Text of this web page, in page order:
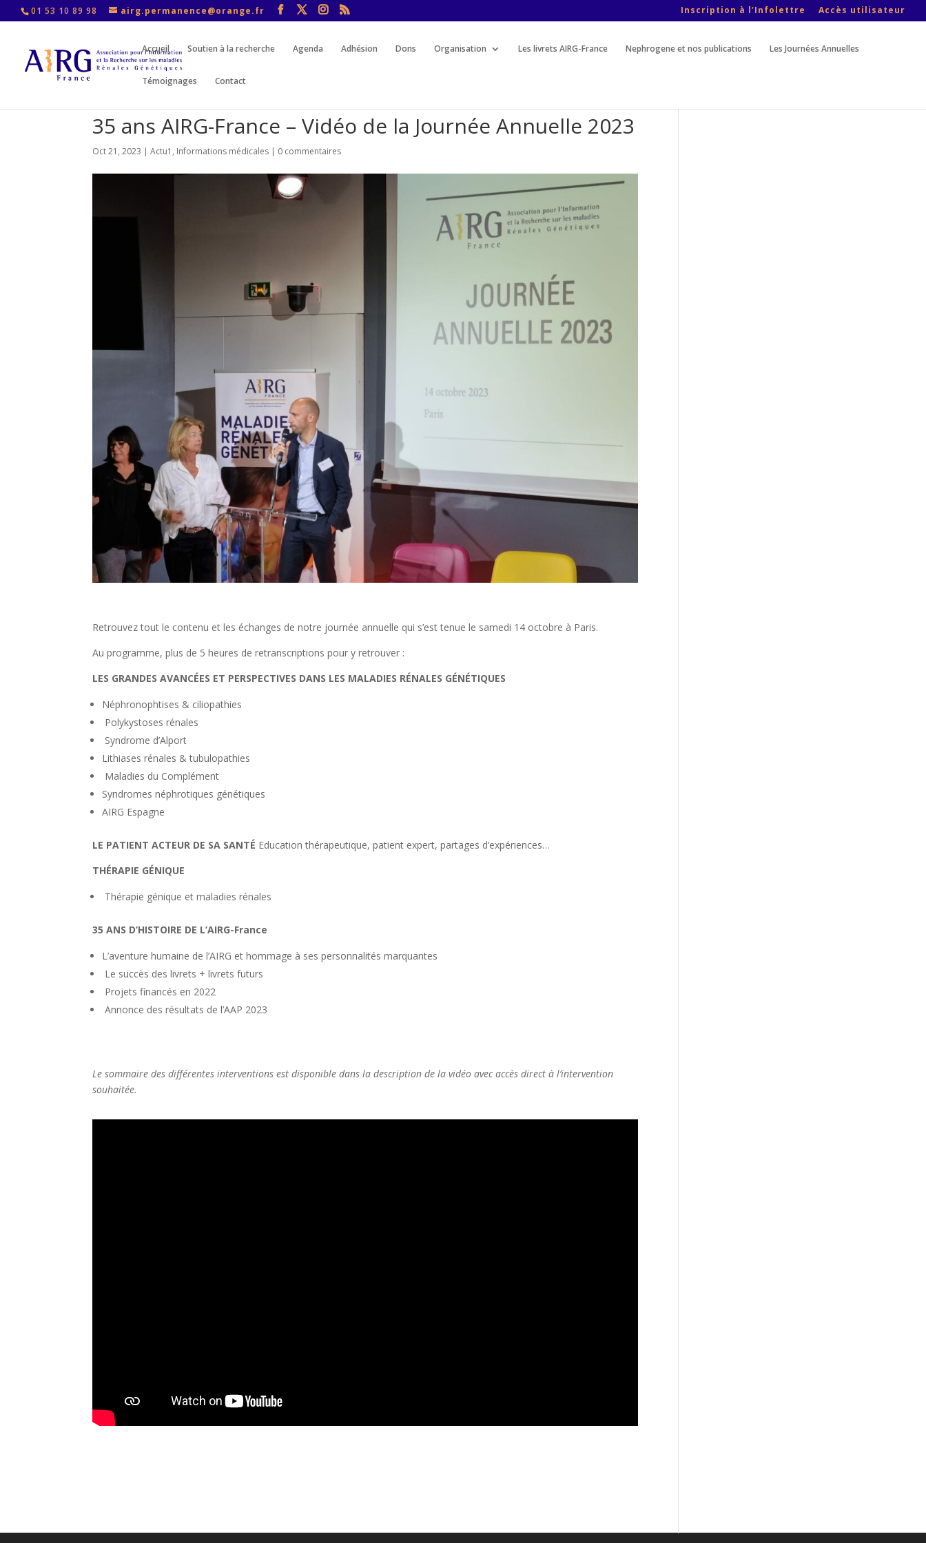
01 53 10 89 98 airg.permanence@orange.fr Inscription à l’Infolettre Accès utilisateur
Accueil Soutien à la recherche Agenda Adhésion Dons Organisation Les livrets AIRG-France Nephrogene et nos publications Les Journées Annuelles
Témoignages Contact
35 ans AIRG-France – Vidéo de la Journée Annuelle 2023
Oct 21, 2023 |Actu1 , Informations médicales | 0 commentaires
Retrouvez tout le contenu et les échanges de notre journée annuelle qui s’est tenue le samedi 14 octobre à Paris.
Au programme, plus de 5 heures de retranscriptions pour y retrouver :
LES GRANDES AVANCÉES ET PERSPECTIVES DANS LES MALADIES RÉNALES GÉNÉTIQUES
Néphronophtises & ciliopathies
Polykystoses rénales
Syndrome d’Alport
Lithiases rénales & tubulopathies
Maladies du Complément
Syndromes néphrotiques génétiques
AIRG Espagne
LE PATIENT ACTEUR DE SA SANTÉ Education thérapeutique, patient expert, partages d’expériences…
THÉRAPIE GÉNIQUE
Thérapie génique et maladies rénales
35 ANS D’HISTOIRE DE L’AIRG-France
L’aventure humaine de l’AIRG et hommage à ses personnalités marquantes
Le succès des livrets + livrets futurs
Projets financés en 2022
Annonce des résultats de l’AAP 2023
Le sommaire des différentes interventions est disponible dans la description de la vidéo avec accès direct à l’intervention
souhaitée.